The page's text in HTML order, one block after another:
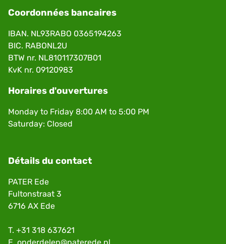
Coordonnées bancaires
IBAN. NL93RABO 0365194263
BIC. RABONL2U
BTW nr. NL810117307B01
KvK nr. 09120983
Horaires d'ouvertures
Monday to Friday 8:00 AM to 5:00 PM
Saturday: Closed
Détails du contact
PATER Ede
Fultonstraat 3
6716 AX Ede
T. +31 318 637621